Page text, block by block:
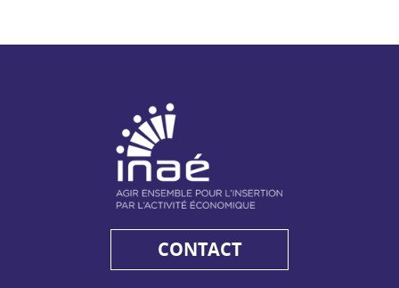
- Agir ensemble pour l'insertion par l'activité
CONTACT